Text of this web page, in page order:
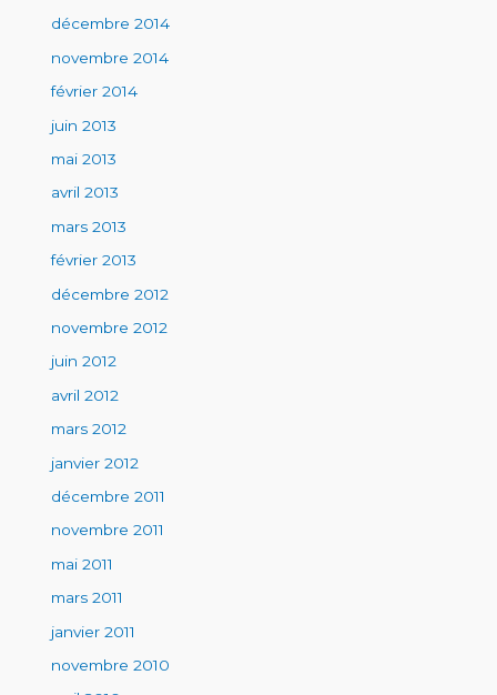
décembre 2014
novembre 2014
février 2014
juin 2013
mai 2013
avril 2013
mars 2013
février 2013
décembre 2012
novembre 2012
juin 2012
avril 2012
mars 2012
janvier 2012
décembre 2011
novembre 2011
mai 2011
mars 2011
janvier 2011
novembre 2010